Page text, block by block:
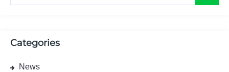
Categories
News